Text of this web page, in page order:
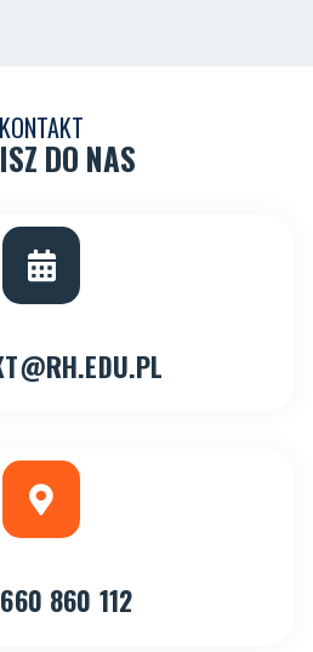
KONTAKT
DO NAS
860 112